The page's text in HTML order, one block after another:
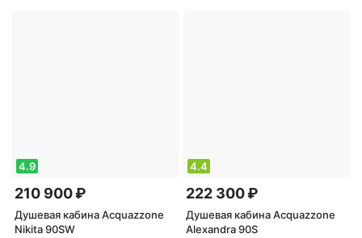
4.9
210 900 ₽
Душевая кабина Acquazzone
Nikita 90SW
4.4
222 300 ₽
Душевая кабина Acquazzone
Alexandra 90S